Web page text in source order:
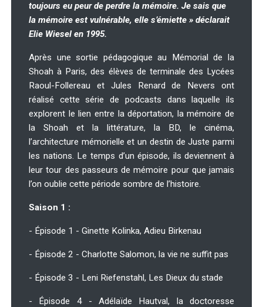
toujours eu peur de perdre la mémoire. Je sais que
la mémoire est vulnérable, elle s’émiette » déclarait
Elie Wiesel en 1995.
Après une sortie pédagogique au Mémorial de la
Shoah à Paris, des élèves de terminale des Lycées
Raoul-Follereau et Jules Renard de Nevers ont
réalisé cette série de podcasts dans laquelle ils
explorent le lien entre la déportation, la mémoire de
la Shoah et la littérature, la BD, le cinéma,
l’architecture mémorielle et un destin de Juste parmi
les nations. Le temps d’un épisode, ils deviennent à
leur tour des passeurs de mémoire pour que jamais
l’on oublie cette période sombre de l’histoire.
Saison 1 :
- Épisode 1 - Ginette Kolinka, Adieu Birkenau
- Épisode 2 - Charlotte Salomon, la vie ne suffit pas
- Épisode 3 - Leni Riefenstahl, Les Dieux du stade
- Épisode 4 - Adélaïde Hautval, la doctoresse